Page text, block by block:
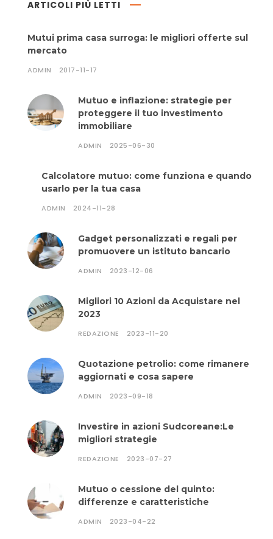
ARTICOLI PIÙ LETTI
Mutui prima casa surroga: le migliori offerte sul
mercato
ADMIN 2017-11-17
Mutuo e inflazione: strategie per
proteggere il tuo investimento
immobiliare
ADMIN 2025-06-30
Calcolatore mutuo: come funziona e quando
usarlo per la tua casa
ADMIN 2024-11-28
Gadget personalizzati e regali per
promuovere un istituto bancario
ADMIN 2023-12-06
Migliori 10 Azioni da Acquistare nel
2023
REDAZIONE 2023-11-20
Quotazione petrolio: come rimanere
aggiornati e cosa sapere
ADMIN 2023-09-18
Investire in azioni Sudcoreane:Le
migliori strategie
REDAZIONE 2023-07-27
Mutuo o cessione del quinto:
differenze e caratteristiche
ADMIN 2023-04-22